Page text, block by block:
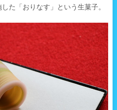
た「おりなす」という生菓子。